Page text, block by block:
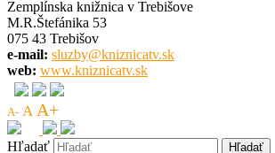
Zemplínska knižnica v Trebišove
M.R.Štefánika 53
075 43 Trebišov
e-mail: sluzby@kniznicatv.sk
web: www.kniznicatv.sk
A- A A+
Hľadať